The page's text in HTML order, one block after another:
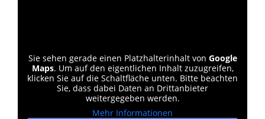
Sie sehen gerade einen Platzhalterinhalt von Google
Maps. Um auf den eigentlichen Inhalt zuzugreifen,
klicken Sie auf die Schaltfläche unten. Bitte beachten
Sie, dass dabei Daten an Drittanbieter
weitergegeben werden.
Mehr Informationen